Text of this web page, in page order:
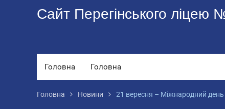
Сайт Перегінського ліцею
Головна Головна
Головна Новини 21 вересня – Міжнародний